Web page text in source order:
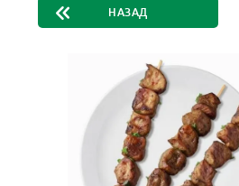
НАЗАД